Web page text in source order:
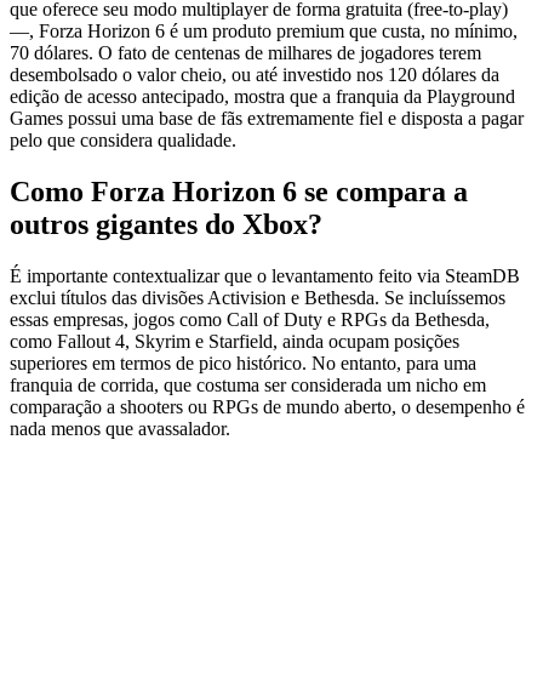
que oferece seu modo multiplayer de forma gratuita (free-to-play)
—, Forza Horizon 6 é um produto premium que custa, no mínimo,
70 dólares. O fato de centenas de milhares de jogadores terem
desembolsado o valor cheio, ou até investido nos 120 dólares da
edição de acesso antecipado, mostra que a franquia da Playground
Games possui uma base de fãs extremamente fiel e disposta a pagar
pelo que considera qualidade.
Como Forza Horizon 6 se compara a
outros gigantes do Xbox?
É importante contextualizar que o levantamento feito via SteamDB
exclui títulos das divisões Activision e Bethesda. Se incluíssemos
essas empresas, jogos como Call of Duty e RPGs da Bethesda,
como Fallout 4, Skyrim e Starfield, ainda ocupam posições
superiores em termos de pico histórico. No entanto, para uma
franquia de corrida, que costuma ser considerada um nicho em
comparação a shooters ou RPGs de mundo aberto, o desempenho é
nada menos que avassalador.